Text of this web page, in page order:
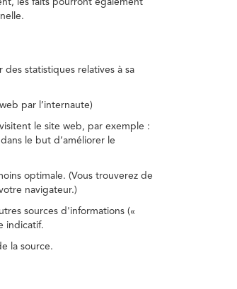
les faits pourront également
des statistiques relatives à sa
par l’internaute)
le site web, par exemple :
le but d’améliorer le
optimale. (Vous trouverez de
navigateur.)
sources d'informations («
indicatif.
la source.